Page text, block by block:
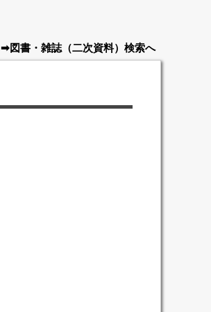
➡図書・雑誌（二次資料） 検索へ